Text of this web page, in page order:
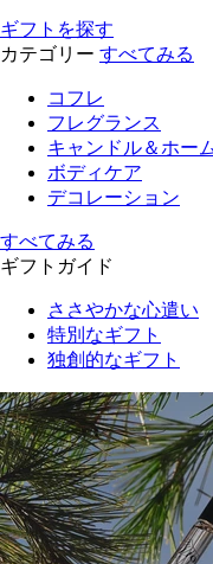
ギフトを探す
カテゴリー すべてみる
コフレ
フレグランス
キャンドル＆ホー
ボディケア
デコレーション
すべてみる
ギフトガイド
ささやかな心遣い
特別なギフト
独創的なギフト